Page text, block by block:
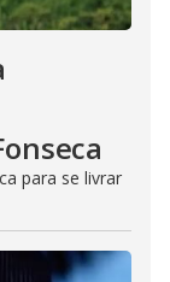
para se livrar